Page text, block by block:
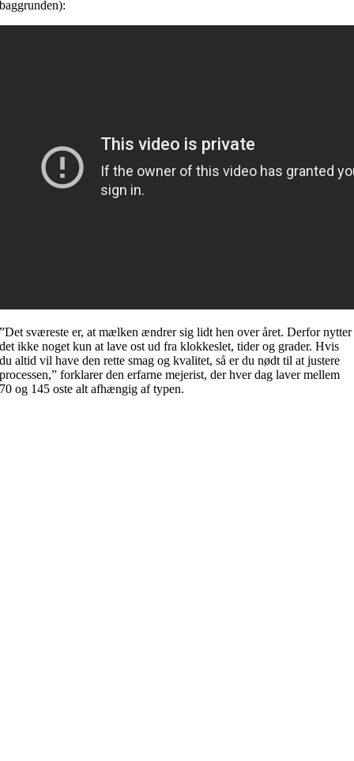
baggrunden):
”Det sværeste er, at mælken ændrer sig lidt hen over året. Derfor nytter
det ikke noget kun at lave ost ud fra klokkeslet, tider og grader. Hvis
du altid vil have den rette smag og kvalitet, så er du nødt til at justere
processen,” forklarer den erfarne mejerist, der hver dag laver mellem
70 og 145 oste alt afhængig af typen.